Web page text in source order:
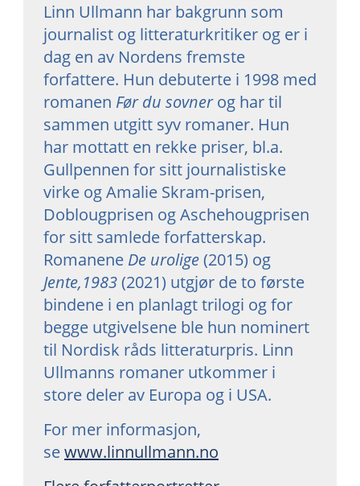
Linn Ullmann har bakgrunn som
journalist og litteraturkritiker og er i
dag en av Nordens fremste
forfattere. Hun debuterte i 1998 med
romanen Før du sovnerog har til
sammen utgitt syv romaner. Hun
har mottatt en rekke priser, bl.a.
Gullpennen for sitt journalistiske
virke og Amalie Skram-prisen,
Doblougprisen og Aschehougprisen
for sitt samlede forfatterskap.
Romanene De urolige(2015) og
Jente,1983(2021) utgjør de to første
bindene i en planlagt trilogi og for
begge utgivelsene ble hun nominert
til Nordisk råds litteraturpris. Linn
Ullmanns romaner utkommer i
store deler av Europa og i USA.
For mer informasjon,
sewww.linnullmann.no